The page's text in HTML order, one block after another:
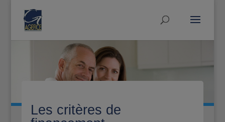
Les critères de